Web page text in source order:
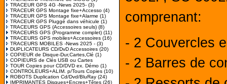
TRACEUR GPS 4G -News 2025- (3)
TRACEUR GPS Montage fixe+Accesso (4)
TRACEUR GPS Montage fixe+Alarme (1)
TRACEUR GPS Pluggé dans véhicule (1)
TRACEURS GPS (Accessoires seuls) (8)
TRACEURS GPS (Programme complet) (11)
TRACEURS GPS mobiles+Accessoires (16)
TRACEURS MOBILES -News 2025 - (3)
DUPLICATEURS CD/DvD Accessoires (20)
COPIEUR de Disque-Dur,Cartes,Clé (1)
COPIEURS de Clés USB ou Cartes
TOUR Copies pour CD/DVD ex. Démo (1)
CONTROLEURS+ALIM. p/Tours Copies (10)
ROBOTS Duplication Cd/Dvd/BluRay (24)
IMPRIMANTES Disques+Encres+Têtes (26)
comprenant:
- 2 Couvercles
- 2 Barres de